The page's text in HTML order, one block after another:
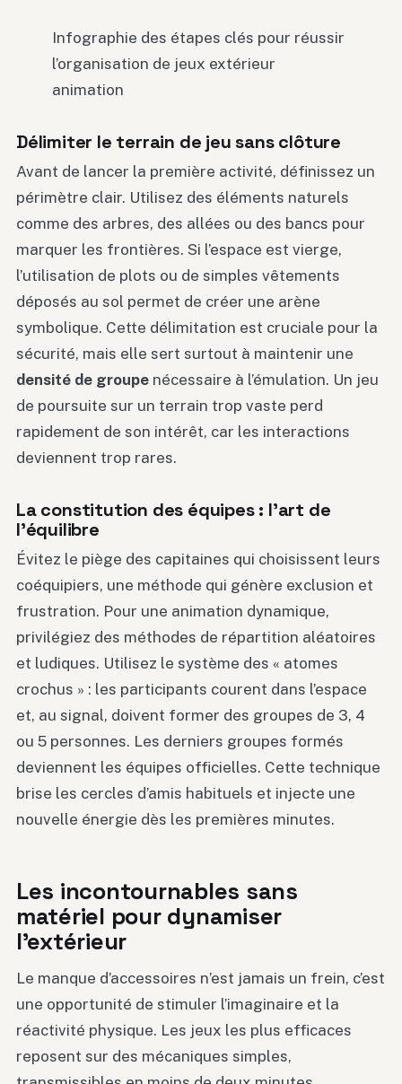
Infographie des étapes clés pour réussir
l’organisation de jeux extérieur
animation
Délimiter le terrain de jeu sans clôture
Avant de lancer la première activité, définissez un
périmètre clair. Utilisez des éléments naturels
comme des arbres, des allées ou des bancs pour
marquer les frontières. Si l’espace est vierge,
l’utilisation de plots ou de simples vêtements
déposés au sol permet de créer une arène
symbolique. Cette délimitation est cruciale pour la
sécurité, mais elle sert surtout à maintenir une
densité de groupe nécessaire à l’émulation. Un jeu
de poursuite sur un terrain trop vaste perd
rapidement de son intérêt, car les interactions
deviennent trop rares.
La constitution des équipes : l’art de
l’équilibre
Évitez le piège des capitaines qui choisissent leurs
coéquipiers, une méthode qui génère exclusion et
frustration. Pour une animation dynamique,
privilégiez des méthodes de répartition aléatoires
et ludiques. Utilisez le système des « atomes
crochus » : les participants courent dans l’espace
et, au signal, doivent former des groupes de 3, 4
ou 5 personnes. Les derniers groupes formés
deviennent les équipes officielles. Cette technique
brise les cercles d’amis habituels et injecte une
nouvelle énergie dès les premières minutes.
Les incontournables sans
matériel pour dynamiser
l’extérieur
Le manque d’accessoires n’est jamais un frein, c’est
une opportunité de stimuler l’imaginaire et la
réactivité physique. Les jeux les plus efficaces
reposent sur des mécaniques simples,